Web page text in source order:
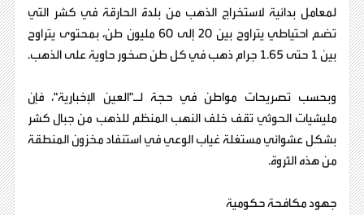
لمعامل بدائية لاستخراج الذهب من بلدة الحارقة في كشر التي
تضم احتياطي يتراوح بين 20 إلى 60 مليون طن، بمحتوى يتراوح
بين 1 حتى 1.65 جرام ذهب في كل طن صخور حاوية على الذهب.
وبحسب تصريحات مواطن في حجة لـ"العين الإخبارية"، فإن
مليشيات الحوثي تقف خلف النهب المنظم للذهب من جبال كشر
بشكل عشوائي مستغلة غياب الوعي في استنفاد مخزون المنطقة
من هذه الثروة.
جهود مكافحة حكومية